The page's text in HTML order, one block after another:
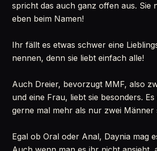
spricht das auch ganz offen aus. Sie
eben beim Namen!
Ihr fällt es etwas schwer eine
nennen, denn sie liebt einfach alle!
Auch Dreier, bevorzugt MMF, also
und eine Frau, liebt sie besonders.
gerne mal mehr als nur zwei Männer
Egal ob Oral oder Anal, Daynia mag